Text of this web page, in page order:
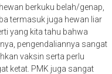
berkuku belah/genap,
termasuk juga hewan liar
yang kita tahu bahwa
pengendaliannya sangat
vaksin serta perlu
ketat. PMK juga sangat